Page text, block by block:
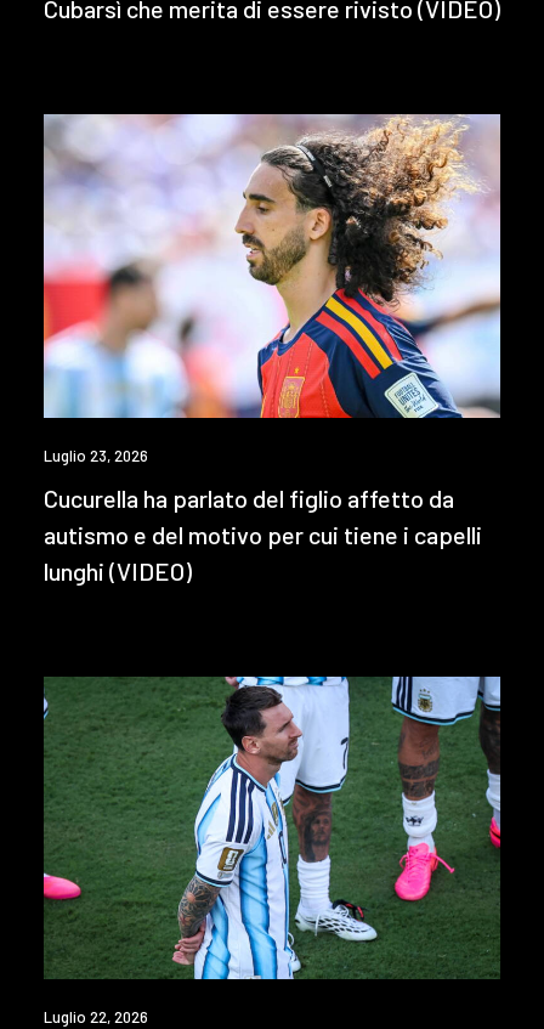
Cubarsì che merita di essere rivisto (VIDEO)
Luglio 23, 2026
Cucurella ha parlato del figlio affetto da
autismo e del motivo per cui tiene i capelli
lunghi (VIDEO)
Luglio 22, 2026